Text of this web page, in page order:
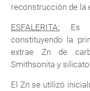
reconstrucción de la
ESFALERITA: Es
constituyendo la
extrae Zn de
Smithsonita y
El Zn se utilizó